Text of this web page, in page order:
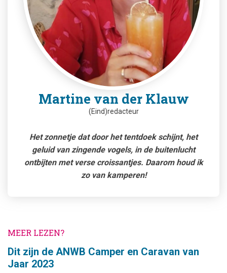
Martine van der Klauw
(Eind)redacteur
Het zonnetje dat door het tentdoek schijnt, het
geluid van zingende vogels, in de buitenlucht
ontbijten met verse croissantjes. Daarom houd ik
zo van kamperen!
MEER LEZEN?
Dit zijn de ANWB Camper en Caravan van
Jaar 2023